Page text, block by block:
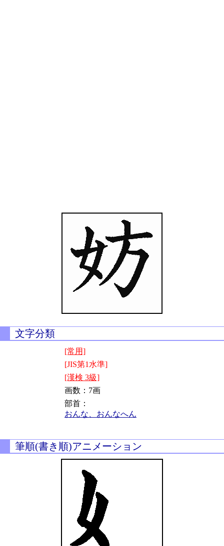
文字分類
[常用]
[JIS第1水準]
[漢検 3級]
画数：7画
部首：
おんな、おんなへん
筆順(書き順)アニメーション